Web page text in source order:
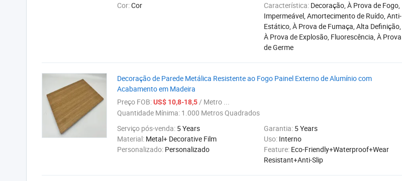
Cor:Cor Característica: Decoração, À Prova de Fogo,
Impermeável, Amortecimento de Ruído, Anti-
Estático, À Prova de Fumaça, Alta Definição,
À Prova de Explosão, Fluorescência, À Prova
de Germe
Decoração de Parede Metálica Resistente ao Fogo Painel Externo de Alumínio com
Acabamento em Madeira
Preço FOB:US$ 10,8-18,5/ Metro ...
Quantidade Mínima: 1.000 Metros Quadrados
Serviço pós-venda: 5 Years Garantia: 5 Years
Material: Metal+ Decorative Film Uso: Interno
Personalizado: Personalizado Feature: Eco-Friendly+Waterproof+Wear
Resistant+Anti-Slip